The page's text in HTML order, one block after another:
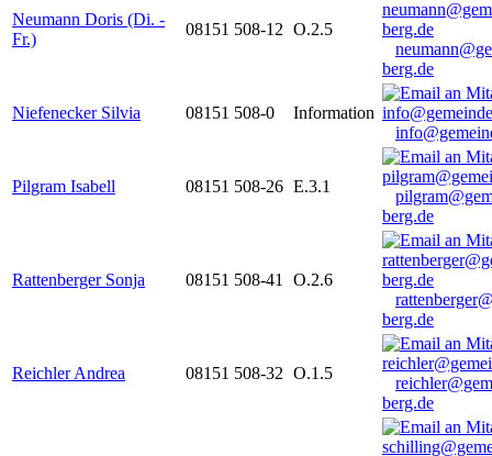
Neumann Doris (Di. -
Fr.)
08151 508-12 O.2.5
berg.de
Niefenecker Silvia 08151 508-0
Information
Pilgram Isabell 08151 508-26 E.3.1
berg.de
Rattenberger Sonja 08151 508-41
O.2.6
berg.de
Reichler Andrea 08151 508-32 O.1.5
berg.de